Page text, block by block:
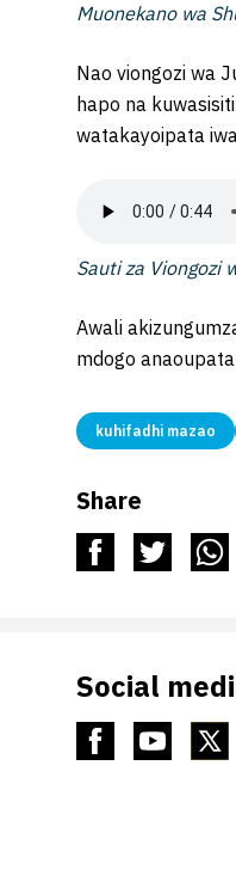
Muonekano wa
Nao viongozi wa
hapo na
watakayoipata
Sauti za Viongozi
Awali
mdogo
kuhifadhi mazao
Share
Social